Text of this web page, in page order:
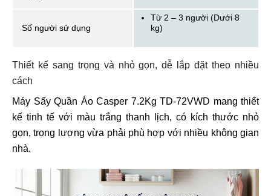
Số người sử dụng
Từ 2 – 3 người (Dưới 8
kg)
Thiết kế sang trọng và nhỏ gọn, dễ lắp đặt theo nhiều
cách
Máy Sấy Quần Áo Casper 7.2Kg TD-72VWD mang thiết
kế tinh tế với màu trắng thanh lịch, có kích thước nhỏ
gọn, trọng lượng vừa phải phù hợp với nhiều không gian
nhà.